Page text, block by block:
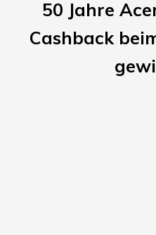
50 Jahre
Cashback